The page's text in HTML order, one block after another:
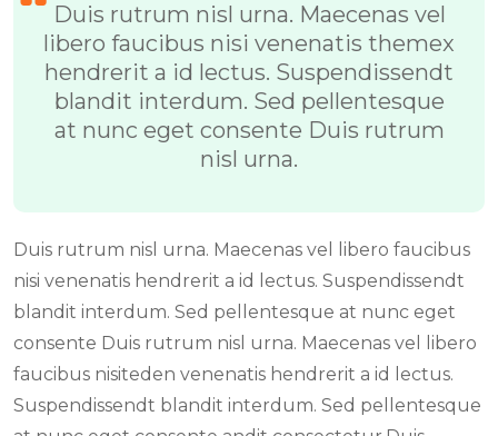
Duis rutrum nisl urna. Maecenas vel
libero faucibus nisi venenatis themex
hendrerit a id lectus. Suspendissendt
blandit interdum. Sed pellentesque
at nunc eget consente Duis rutrum
nisl urna.
Duis rutrum nisl urna. Maecenas vel libero faucibus
nisi venenatis hendrerit a id lectus. Suspendissendt
blandit interdum. Sed pellentesque at nunc eget
consente Duis rutrum nisl urna. Maecenas vel libero
faucibus nisiteden venenatis hendrerit a id lectus.
Suspendissendt blandit interdum. Sed pellentesque